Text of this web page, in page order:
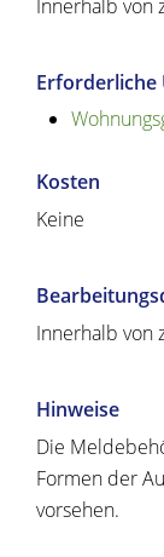
Innerhalb von
Erforderliche
Kosten
Keine
Innerhalb von
Hinweise
Die
Formen der
vorsehen.